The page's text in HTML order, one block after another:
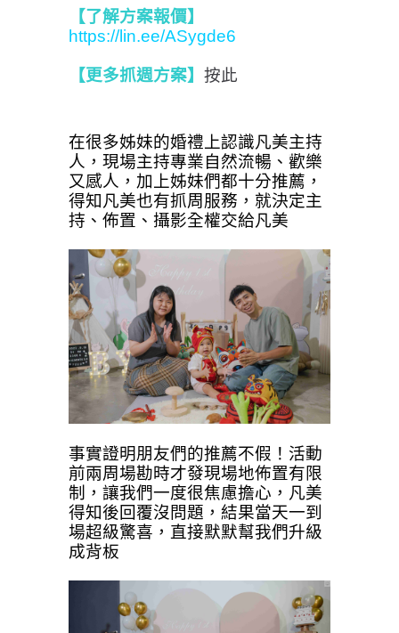
【了解方案報價】
https://lin.ee/ASygde6
【更多抓週方案】 按此
在很多姊妹的婚禮上認識凡美主持
人，現場主持專業自然流暢、歡樂
又感人，加上姊妹們都十分推薦，
得知凡美也有抓周服務，就決定主
持、佈置、攝影全權交給凡美
事實證明朋友們的推薦不假！活動
前兩周場勘時才發現場地佈置有限
制，讓我們一度很焦慮擔心，凡美
得知後回覆沒問題，結果當天一到
場超級驚喜，直接默默幫我們升級
成背板